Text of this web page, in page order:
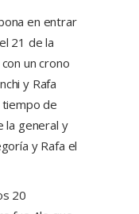
en entrar
21 de la
un crono
y Rafa
de
la general y
y Rafa el
20